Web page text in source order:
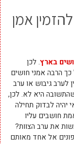
אמן
בארץ. לכן
הרבה אמני חושים
גיבוש או ערב
היא לא. לכן,
יהיה לבדוק תחילה
חושבים עליו
את ערב הצוות?
אל אחד מאותם